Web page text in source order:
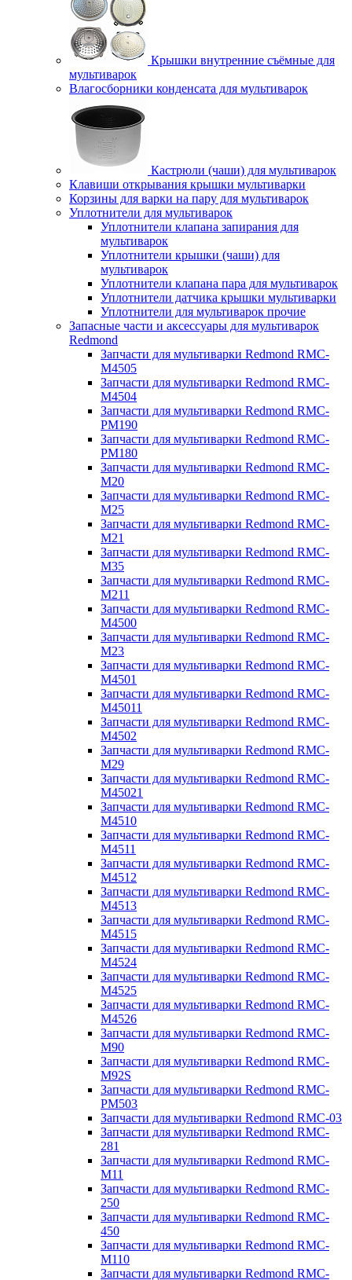
Крышки внутренние съёмные для
мультиварок
Влагосборники конденсата для мультиварок
Кастрюли (чаши) для мультиварок
Клавиши открывания крышки мультиварки
Корзины для варки на пару для мультиварок
Уплотнители для мультиварок
Уплотнители клапана запирания для
мультиварок
Уплотнители крышки (чаши) для
мультиварок
Уплотнители клапана пара для мультиварок
Уплотнители датчика крышки мультиварки
Уплотнители для мультиварок прочие
Запасные части и аксессуары для мультиварок
Redmond
Запчасти для мультиварки Redmond RMC-
M4505
Запчасти для мультиварки Redmond RMC-
M4504
Запчасти для мультиварки Redmond RMC-
PM190
Запчасти для мультиварки Redmond RMC-
PM180
Запчасти для мультиварки Redmond RMC-
M20
Запчасти для мультиварки Redmond RMC-
M25
Запчасти для мультиварки Redmond RMC-
M21
Запчасти для мультиварки Redmond RMC-
M35
Запчасти для мультиварки Redmond RMC-
M211
Запчасти для мультиварки Redmond RMC-
M4500
Запчасти для мультиварки Redmond RMC-
M23
Запчасти для мультиварки Redmond RMC-
M4501
Запчасти для мультиварки Redmond RMC-
M45011
Запчасти для мультиварки Redmond RMC-
M4502
Запчасти для мультиварки Redmond RMC-
M29
Запчасти для мультиварки Redmond RMC-
M45021
Запчасти для мультиварки Redmond RMC-
M4510
Запчасти для мультиварки Redmond RMC-
M4511
Запчасти для мультиварки Redmond RMC-
M4512
Запчасти для мультиварки Redmond RMC-
M4513
Запчасти для мультиварки Redmond RMC-
M4515
Запчасти для мультиварки Redmond RMC-
M4524
Запчасти для мультиварки Redmond RMC-
M4525
Запчасти для мультиварки Redmond RMC-
M4526
Запчасти для мультиварки Redmond RMC-
M90
Запчасти для мультиварки Redmond RMC-
M92S
Запчасти для мультиварки Redmond RMC-
PM503
Запчасти для мультиварки Redmond RMC-03
Запчасти для мультиварки Redmond RMC-
281
Запчасти для мультиварки Redmond RMC-
M11
Запчасти для мультиварки Redmond RMC-
250
Запчасти для мультиварки Redmond RMC-
450
Запчасти для мультиварки Redmond RMC-
M110
Запчасти для мультиварки Redmond RMC-